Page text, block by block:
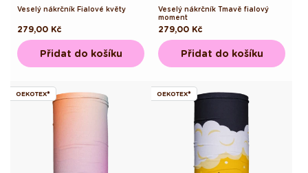
Veselý nákrčník Fialové květy
Běžná
cena
279,00 Kč
Přidat do košíku
Veselý nákrčník Tmavě fialový
moment
Běžná
cena
279,00 Kč
Přidat do košíku
OEKOTEX® OEKOTEX®